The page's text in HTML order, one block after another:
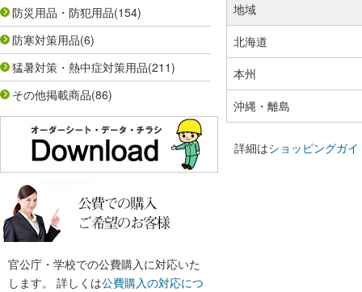
防災用品・防犯用品(154)
防寒対策用品(6)
猛暑対策・熱中症対策用品(211)
その他掲載商品(86)
官公庁・学校での公費購入に対応いた
します。 詳しくは公費購入の対応につ
地域
北海道
本州
沖縄・離島
詳細はショッピングガイ